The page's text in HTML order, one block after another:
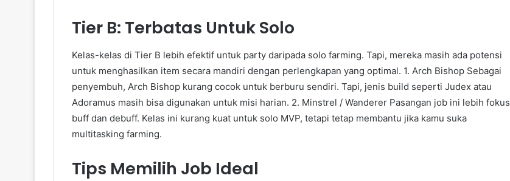
Tier B: Terbatas Untuk Solo
Kelas-kelas di Tier B lebih efektif untuk party daripada solo farming. Tapi, mereka masih ada potensi
untuk menghasilkan item secara mandiri dengan perlengkapan yang optimal. 1. Arch Bishop Sebagai
penyembuh, Arch Bishop kurang cocok untuk berburu sendiri. Tapi, jenis build seperti Judex atau
Adoramus masih bisa digunakan untuk misi harian. 2. Minstrel / Wanderer Pasangan job ini lebih fokus
buff dan debuff. Kelas ini kurang kuat untuk solo MVP, tetapi tetap membantu jika kamu suka
multitasking farming.
Tips Memilih Job Ideal